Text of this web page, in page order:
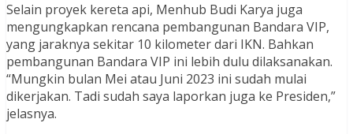
Selain proyek kereta api, Menhub Budi Karya juga
mengungkapkan rencana pembangunan Bandara VIP,
yang jaraknya sekitar 10 kilometer dari IKN. Bahkan
pembangunan Bandara VIP ini lebih dulu dilaksanakan.
“Mungkin bulan Mei atau Juni 2023 ini sudah mulai
dikerjakan. Tadi sudah saya laporkan juga ke Presiden,”
jelasnya.